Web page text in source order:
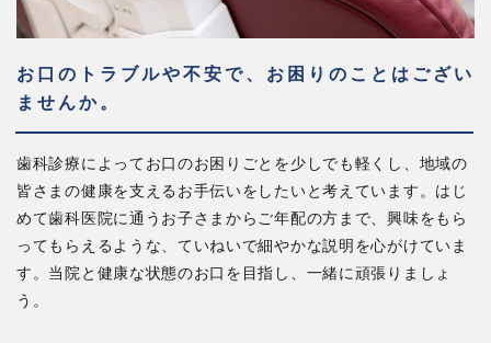
お口のトラブルや不安で、お困りのことはござい
ませんか。
歯科診療によってお口のお困りごとを少しでも軽くし、地域の
皆さまの健康を支えるお手伝いをしたいと考えています。はじ
めて歯科医院に通うお子さまからご年配の方まで、興味をもら
ってもらえるような、ていねいで細やかな説明を心がけていま
す。当院と健康な状態のお口を目指し、一緒に頑張りましょ
う。